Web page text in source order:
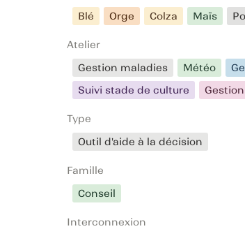
Blé
Orge Colza Maïs
Atelier
Gestion maladies
Météo
Suivi stade de culture
Type
Outil d'aide à la décision
Famille
Conseil
Interconnexion